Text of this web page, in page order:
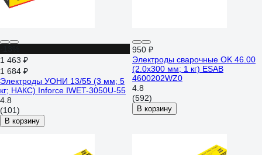
1 463 ₽
1 684 ₽
Электроды УОНИ 13/55 (3 мм; 5
кг; НАКС) Inforce IWET-3050U-55
4.8
(101)
В корзину
950 ₽
Электроды сварочные OK 46.00
(2.0х300 мм; 1 кг) ESAB
4600202WZ0
4.8
(592)
В корзину